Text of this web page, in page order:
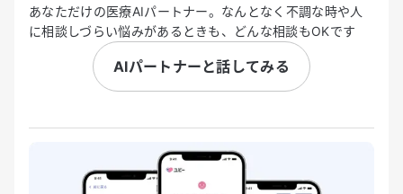
あなただけの医療AIパートナー。なんとなく不調な時や人
に相談しづらい悩みがあるときも、どんな相談もOKです
AIパートナーと話してみる